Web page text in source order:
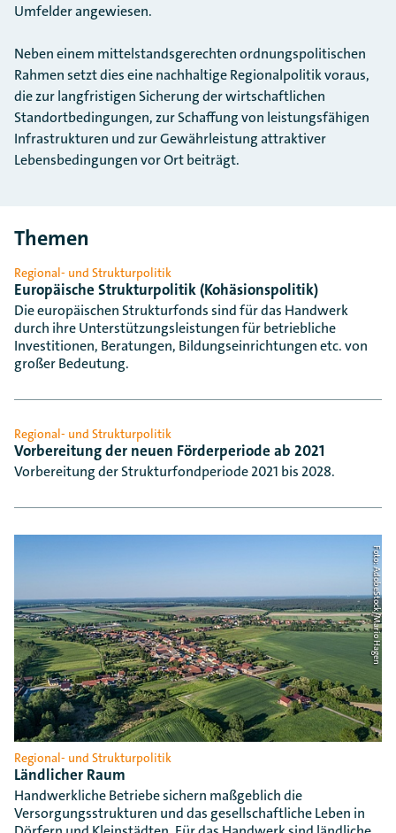
Umfelder angewiesen.
Neben einem mittelstandsgerechten ordnungspolitischen
Rahmen setzt dies eine nachhaltige Regionalpolitik voraus,
die zur langfristigen Sicherung der wirtschaftlichen
Standortbedingungen, zur Schaffung von leistungsfähigen
Infrastrukturen und zur Gewährleistung attraktiver
Lebensbedingungen vor Ort beiträgt.
Themen
Regional- und Strukturpolitik
Europäische Strukturpolitik (Kohäsionspolitik)
Die europäischen Strukturfonds sind für das Handwerk
durch ihre Unterstützungsleistungen für betriebliche
Investitionen, Beratungen, Bildungseinrichtungen etc. von
großer Bedeutung.
Regional- und Strukturpolitik
Vorbereitung der neuen Förderperiode ab 2021
Vorbereitung der Strukturfondperiode 2021 bis 2028.
Foto: AdobeStock/Mario Hagen
Regional- und Strukturpolitik
Ländlicher Raum
Handwerkliche Betriebe sichern maßgeblich die
Versorgungsstrukturen und das gesellschaftliche Leben in